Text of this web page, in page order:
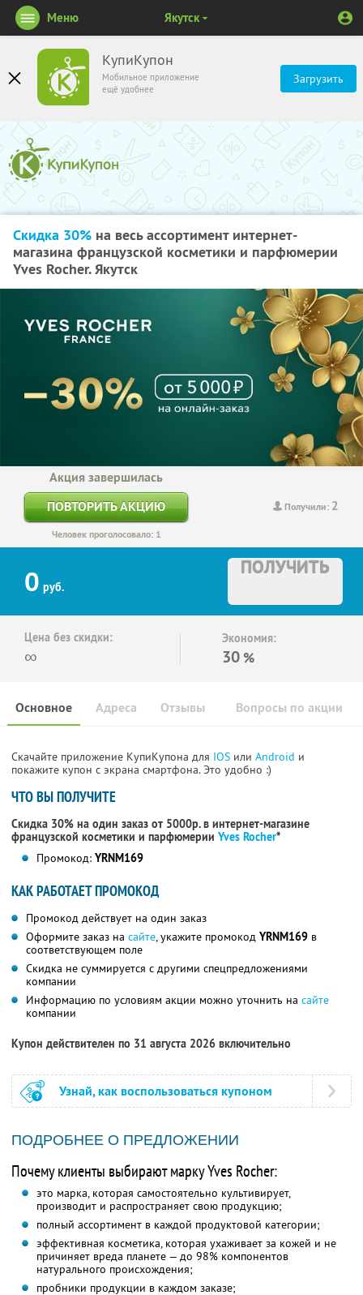
КупиКупон
Мобильное приложение
ещё удобнее
Загрузить
Меню Якутск
Скидка 30% на весь ассортимент интернет-
магазина французской косметики и парфюмерии
Yves Rocher. Якутск
Получили: 2
Акция завершилась
ПОВТОРИТЬ АКЦИЮ
Человек проголосовало: 1
0 руб.
ПОЛУЧИТЬ
Цена без скидки:
∞
Экономия:
30 %
Основное Отзывы Вопросы по акции
Адреса
Скачайте приложение КупиКупона для IOS или Android и
покажите купон с экрана смартфона. Это удобно :)
ЧТО ВЫ ПОЛУЧИТЕ
Скидка 30% на один заказ от 5000р. в интернет-магазине
французской косметики и парфюмерии Yves Rocher*
Промокод: YRNM169
КАК РАБОТАЕТ ПРОМОКОД
Промокод действует на один заказ
Оформите заказ на сайте, укажите промокод YRNM169 в
соответствующем поле
Скидка не суммируется с другими спецпредложениями
компании
Информацию по условиям акции можно уточнить на сайте
компании
Купон действителен по 31 августа 2026 включительно
Узнай, как воспользоваться купоном
ПОДРОБНЕЕ О ПРЕДЛОЖЕНИИ
Почему клиенты выбирают марку Yves Rocher:
это марка, которая самостоятельно культивирует,
производит и распространяет свою продукцию;
полный ассортимент в каждой продуктовой категории;
эффективная косметика, которая ухаживает за кожей и не
причиняет вреда планете — до 98% компонентов
натурального происхождения;
пробники продукции в каждом заказе;